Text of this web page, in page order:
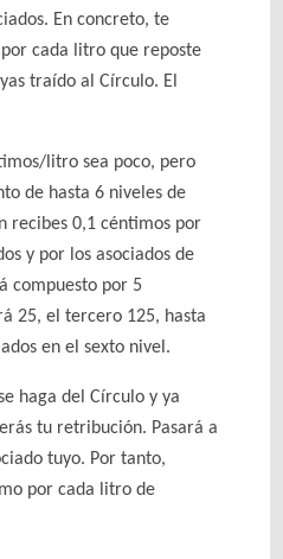
En concreto, te
cada litro que reposte
traído al Círculo. El
litro sea poco, pero
de hasta 6 niveles de
recibes 0,1 céntimos por
y por los asociados de
compuesto por 5
25, el tercero 125, hasta
en el sexto nivel.
haga del Círculo y ya
tu retribución. Pasará a
tuyo. Por tanto,
por cada litro de